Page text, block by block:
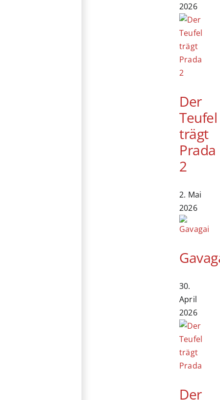
2026
Der
Teufel
trägt
Prada
2
2. Mai
2026
30.
April
2026
Der